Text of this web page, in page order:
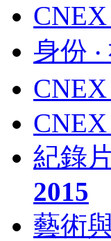
身份
紀錄
2015
藝術